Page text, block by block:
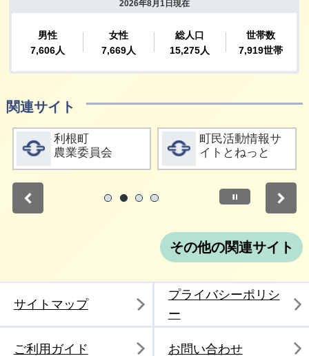
関連サイト
詳細をみる
利根町
農業委員会
詳細をみる
町民活動情報サ
イトとねっと
停止
その他の関連サイト
サイトマップ
プライバシーポリシ
ー
ご利用ガイド お問い合わせ